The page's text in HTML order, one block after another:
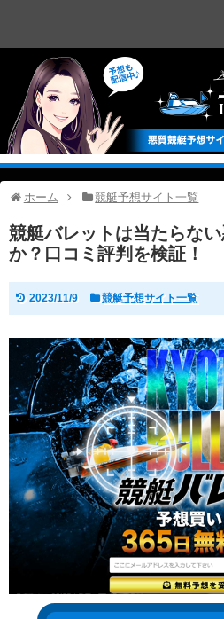
ホーム 競艇予想サイト一覧
競艇バレットは当たらな
か？口コミ評判を検証！
2023/11/9 競艇予想サイト一覧